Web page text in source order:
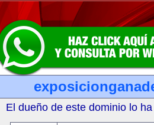
El dueño de este dominio lo